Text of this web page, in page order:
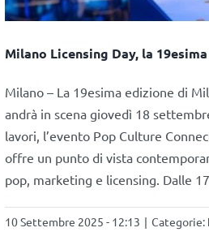
Milano Licensing Day, la
Milano – La 19esima edizione di
andrà in scena giovedì 18
lavori, l’evento Pop Culture
offre un punto di vista
pop, marketing e licensing. Dalle
10 Settembre 2025 - 12:13 | Categorie: